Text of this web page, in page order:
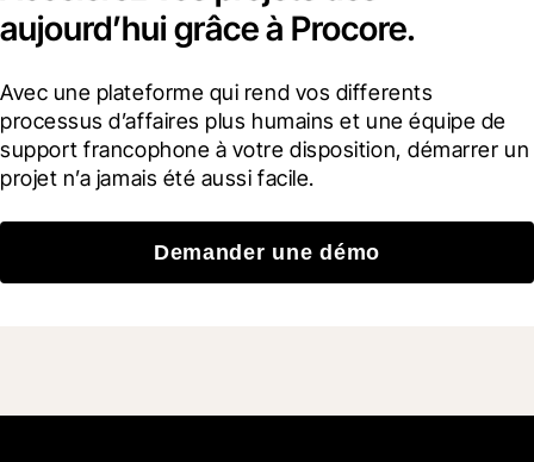
aujourd’hui grâce à Procore.
Avec une plateforme qui rend vos differents
processus d’affaires plus humains et une équipe de
support francophone à votre disposition, démarrer un
projet n’a jamais été aussi facile.
Demander une démo